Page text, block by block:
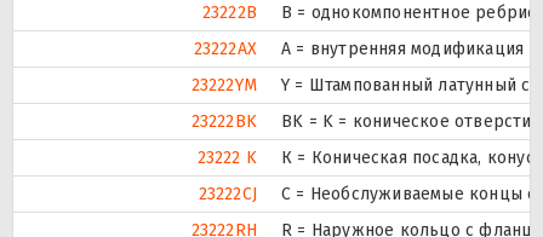
23222B
B = однокомпонентное
23222AX
A = внутренняя модификация
23222YM
Y = Штампованный латунный
23222BK
BK = K = коническое
23222 K
К = Коническая посадка,
23222CJ
С = Необслуживаемые концы
23222RH
R = Наружное кольцо с